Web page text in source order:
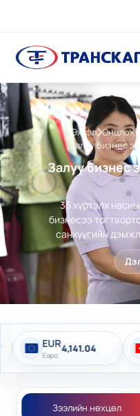
Эхлэл Онцлох
Залуу бизнес
Залуу бизнес
35 хүртэлх насны
бизнесээ
санхүүгийн дэмжлэг юм.
Босголт
2023 оноос хойш
залуучуудыг
хэрэгжүүлснээр
бус үйлчилгээг
Залуу бизнес
сонгож, дараах
EUR
Евро
4,141.04
Зээлийн нөхцөл